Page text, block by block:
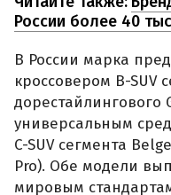
России более 40
В России марка
кроссовером B-SUV
дорестайлингового
универсальным
C-SUV сегмента
Pro). Обе модели
мировым